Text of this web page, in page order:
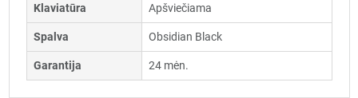
Klaviatūra Apšviečiama
Spalva Obsidian Black
Garantija 24 mėn.